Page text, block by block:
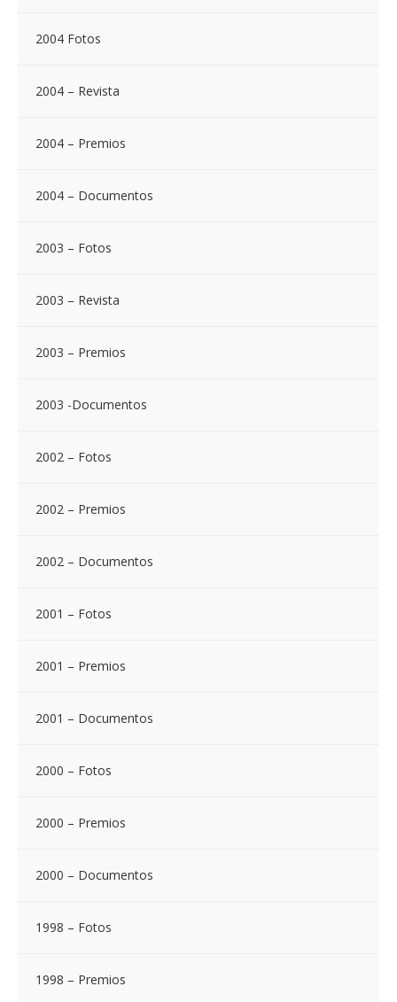
2004 Fotos
2004 – Revista
2004 – Premios
2004 – Documentos
2003 – Fotos
2003 – Revista
2003 – Premios
2003 -Documentos
2002 – Fotos
2002 – Premios
2002 – Documentos
2001 – Fotos
2001 – Premios
2001 – Documentos
2000 – Fotos
2000 – Premios
2000 – Documentos
1998 – Fotos
1998 – Premios